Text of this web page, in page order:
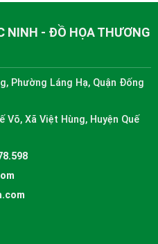
NINH - ĐỒ HỌA THƯƠNG
Phường Láng Hạ, Quận Đống
Võ, Xã Việt Hùng, Huyện Quế